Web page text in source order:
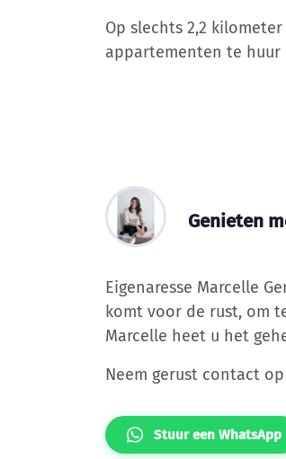
Op slechts 2,2
appartementen te huur
Genieten
Eigenaresse Marcelle
komt voor de rust, om
Marcelle heet u het
Neem gerust contact
Stuur een WhatsApp